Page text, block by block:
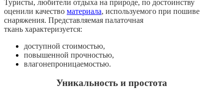
Туристы, любители отдыха на природе, по достоинству
оценили качество материала, используемого при пошиве
снаряжения. Представляемая палаточная
ткань характеризуется:
доступной стоимостью,
повышенной прочностью,
влагонепроницаемостью.
Уникальность и простота